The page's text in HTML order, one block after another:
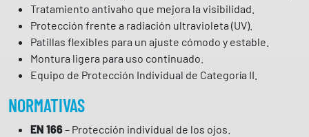
I
N
Tratamiento antivaho que mejora la visibilidad.
Protección frente a radiación ultravioleta (UV).
Patillas flexibles para un ajuste cómodo y estable.
Montura ligera para uso continuado.
Equipo de Protección Individual de Categoría II.
NORMATIVAS
EN 166– Protección individual de los ojos.